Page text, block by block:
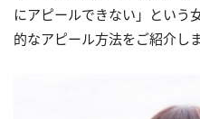
にアピールできない」という
的なアピール方法をご紹介しま